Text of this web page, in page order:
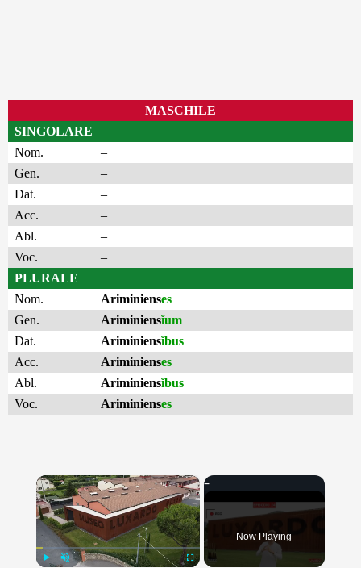
MASCHILE
SINGOLARE
Nom.
–
Gen.
–
Dat.
–
Acc.
–
Abl.
–
Voc.
–
PLURALE
Nom.
Ariminienses
Gen.
Ariminiensĭum
Dat.
Ariminiensĭbus
Acc.
Ariminienses
Abl.
Ariminiensĭbus
Voc.
Ariminienses
×
Now Playing